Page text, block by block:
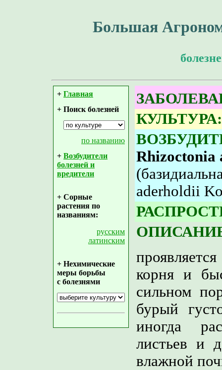
Большая
+ Главная
+ Поиск болезней
по названию
+ Возбудители
болезней и
вредители
+ Сорные
растения по
названиям:
русским
латинским
+ Нехимические
меры борьбы
с болезнями
КУЛЬТУРА:
Rhizoctonia
aderholdii
корня и
сильном
бурый
иногда
листьев и
влажной